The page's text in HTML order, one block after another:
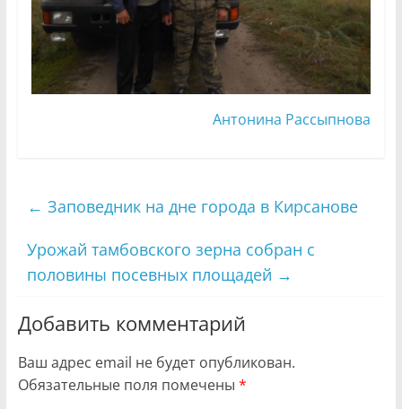
Антонина Рассыпнова
← Заповедник на дне города в Кирсанове
Урожай тамбовского зерна собран с
половины посевных площадей →
Добавить комментарий
Ваш адрес email не будет опубликован.
Обязательные поля помечены *